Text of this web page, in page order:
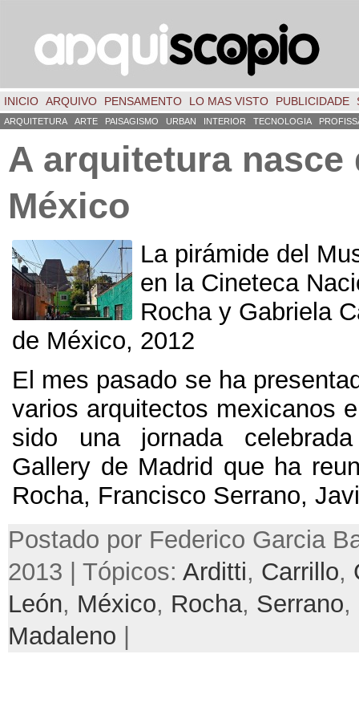
INICIO ARQUIVO PENSAMENTO LO MAS VISTO PUBLICIDADE
ARQUITETURA ARTE PAISAGISMO URBAN INTERIOR TECNOLOGIA
A arquitetura nasce
México
La pirámide del
en la Cineteca
Rocha y Gabriela
de México, 2012
El mes pasado se ha
varios arquitectos mexicanos
sido una jornada
Gallery de Madrid que ha
Rocha, Francisco Serrano,
Postado por Federico Garcia
2013 | Tópicos: Arditti, Carrillo,
León, México, Rocha, Serrano,
Madaleno